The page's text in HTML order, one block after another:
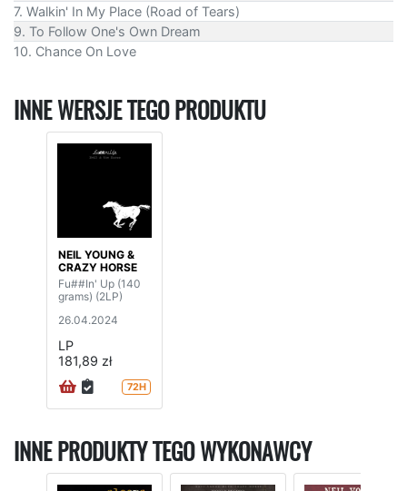
7. Walkin' In My Place (Road of Tears)
9. To Follow One's Own Dream
10. Chance On Love
INNE WERSJE TEGO PRODUKTU
NEIL YOUNG &
CRAZY HORSE
Fu##In' Up (140
grams) (2LP)
26.04.2024
LP
181,89 zł
72H
INNE PRODUKTY TEGO WYKONAWCY